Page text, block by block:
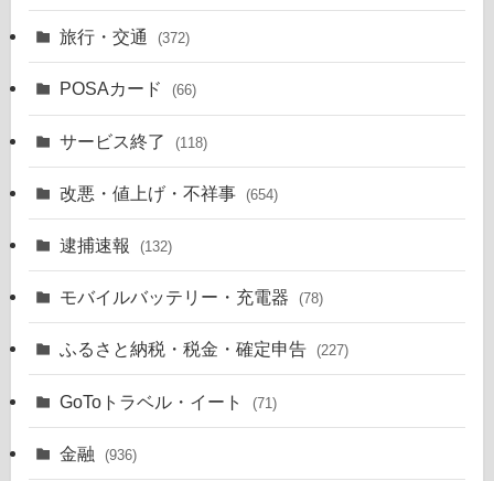
旅行・交通 (372)
POSAカード (66)
サービス終了 (118)
改悪・値上げ・不祥事 (654)
逮捕速報 (132)
モバイルバッテリー・充電器 (78)
ふるさと納税・税金・確定申告 (227)
GoToトラベル・イート (71)
金融 (936)